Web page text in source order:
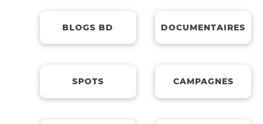
BLOGS BD DOCUMENTAIRES
SPOTS CAMPAGNES